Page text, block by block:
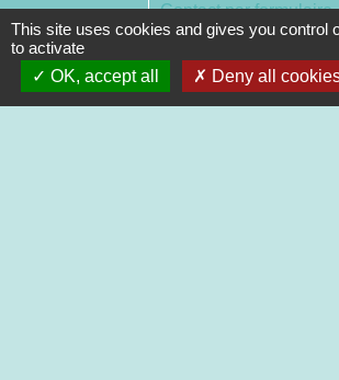
Contact par formulaire
Nouveaux horaires d’ouverture de
À compter du 19 septembre
This site uses cookies and gives you control
to activate
OK, accept all
Deny all